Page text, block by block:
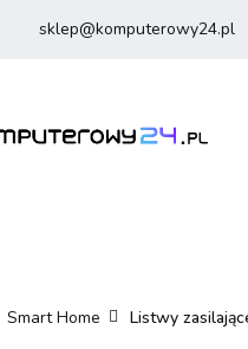
sklep@komputerowy24.pl
Laptopy
Smartfony
Smart Home Listwy